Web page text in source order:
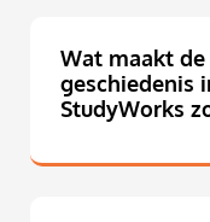
Wat maakt
geschiedenis
StudyWorks